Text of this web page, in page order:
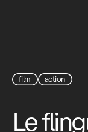
film action
Le